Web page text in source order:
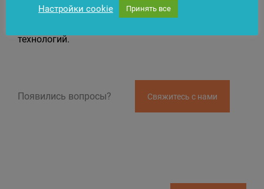
остались в ней работать. Таким образом, BS/2
поддерживает не только собственный рост, но и
технологий.
Появились вопросы? Свяжитесь с нами
Настройки cookie Принять все